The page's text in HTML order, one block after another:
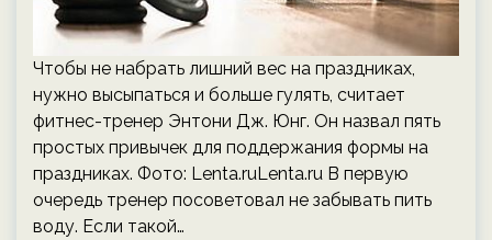
Чтобы не набрать лишний вес на праздниках,
нужно высыпаться и больше гулять, считает
фитнес-тренер Энтони Дж. Юнг. Он назвал пять
простых привычек для поддержания формы на
праздниках. Фото: Lenta.ruLenta.ru В первую
очередь тренер посоветовал не забывать пить
воду. Если такой…